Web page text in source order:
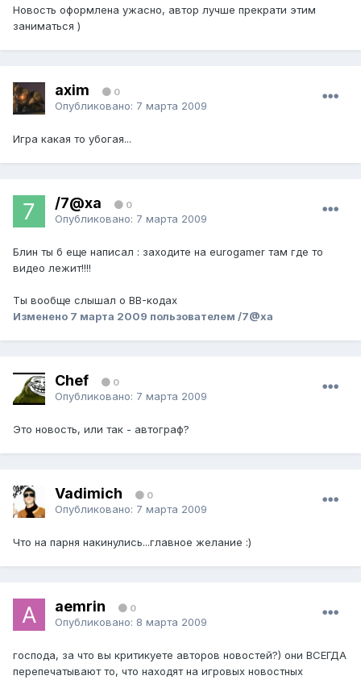
Новость оформлена ужасно, автор лучше прекрати этим
заниматься )
axim 0
Опубликовано: 7 марта 2009
Игра какая то убогая...
/7@xa 0
Опубликовано: 7 марта 2009
Блин ты б еще написал : заходите на eurogamer там где то
видео лежит!!!!
Ты вообще слышал о BB-кодах
Изменено 7 марта 2009 пользователем /7@xa
Chef 0
Опубликовано: 7 марта 2009
Это новость, или так - автограф?
Vadimich 0
Опубликовано: 7 марта 2009
Что на парня накинулись...главное желание :)
aemrin 0
Опубликовано: 8 марта 2009
господа, за что вы критикуете авторов новостей?) они ВСЕГДА
перепечатывают то, что находят на игровых новостных